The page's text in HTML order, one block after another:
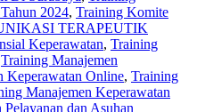
2024, Training Komite
TERAPEUTIK
Keperawatan, Training
Training Manajemen
Keperawatan Online, Training
Manajemen Keperawatan
dan Asuhan